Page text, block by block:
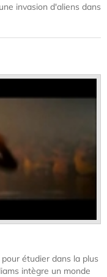
invasion d'aliens dans
étudier dans la plus
intègre un monde